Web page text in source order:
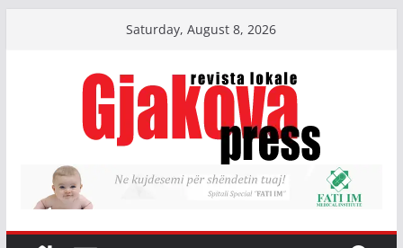
Saturday, August 8, 2026